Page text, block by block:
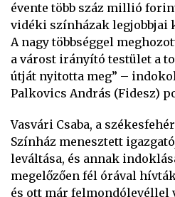
évente több száz millió
vidéki színházak legjobbjai
A nagy többséggel
a várost irányító testület a
útját nyitotta meg” –
Palkovics András (Fidesz)
Vasvári Csaba, a
Színház menesztett
leváltása, és annak
megelőzően fél órával
és ott már felmondólevéllel